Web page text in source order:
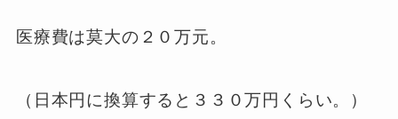
医療費は莫大の２０万元。
（日本円に換算すると３３０万円くらい。）